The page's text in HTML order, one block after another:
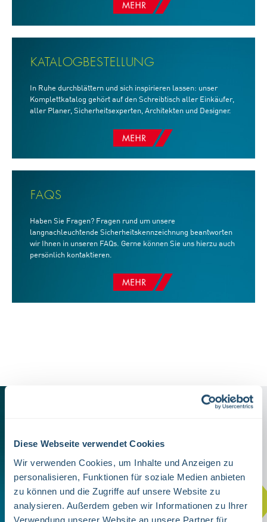
Diese Webseite verwendet Cookies
Wir verwenden Cookies, um Inhalte und Anzeigen zu
personalisieren, Funktionen für soziale Medien anbieten
zu können und die Zugriffe auf unsere Website zu
analysieren. Außerdem geben wir Informationen zu Ihrer
Verwendung unserer Website an unsere Partner für
KATALOGBESTELLUNG
In Ruhe durchblättern und sich inspirieren lassen: unser
Komplettkatalog gehört auf den Schreibtisch aller Einkäufer,
aller Planer, Sicherheitsexperten, Architekten und Designer.
FAQS
Haben Sie Fragen? Fragen rund um unsere
langnachleuchtende Sicherheitskennzeichnung beantworten
wir Ihnen in unseren FAQs. Gerne können Sie uns hierzu auch
persönlich kontaktieren.
TEL. +49 (0) 7222-96665-0